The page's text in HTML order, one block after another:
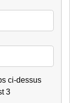
ci-dessus
3